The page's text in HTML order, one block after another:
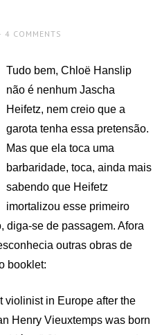
4 COMMENTS
Tudo bem, Chloë Hanslip
não é nenhum Jascha
Heifetz, nem creio que a
garota tenha essa pretensão.
Mas que ela toca uma
barbaridade, toca, ainda mais
sabendo que Heifetz
imortalizou esse primeiro
diga-se de passagem. Afora
outras obras de
booklet:
violinist in Europe after the
Henry Vieuxtemps was born